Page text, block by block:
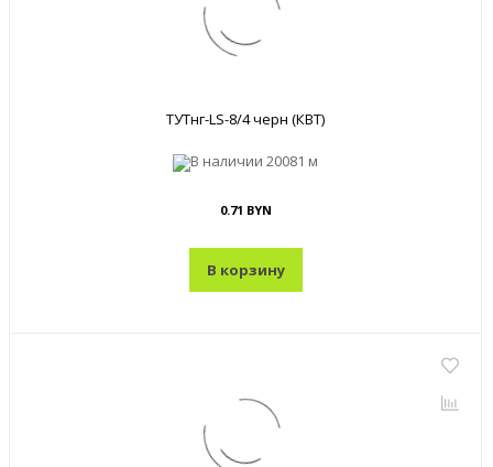
ТУТнг-LS-8/4 черн (КВТ)
В наличии 20081 м
0.71 BYN
В корзину